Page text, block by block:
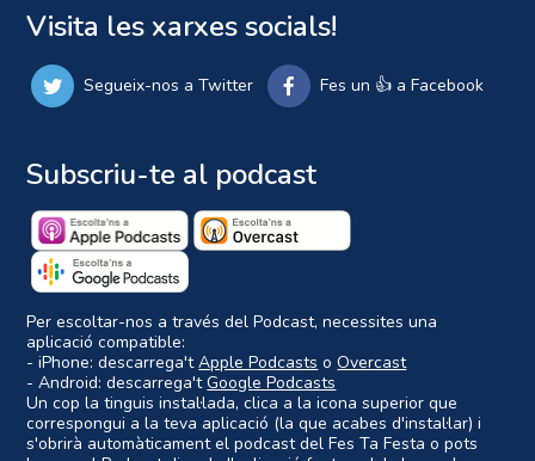
Visita les xarxes socials!
Segueix-nos a Twitter Fes un 👍 a Facebook
Subscriu-te al podcast
Per escoltar-nos a través del Podcast, necessites una
aplicació compatible:
- iPhone: descarrega'tApple Podcasts oOvercast
- Android: descarrega'tGoogle Podcasts
Un cop la tinguis instal·lada, clica a la icona superior que
correspongui a la teva aplicació (la que acabes d'instal·lar) i
s'obrirà automàticament el podcast del Fes Ta Festa o pots